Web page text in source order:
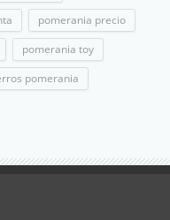
pomerania precio
pomerania toy
pomerania